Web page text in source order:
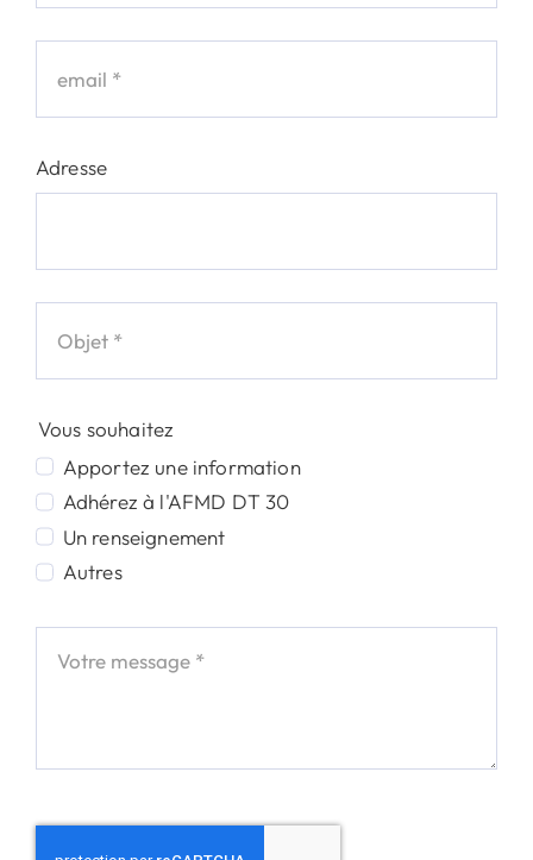
Adresse
Vous souhaitez
Apportez une information
Adhérez à l'AFMD DT 30
Un renseignement
Autres